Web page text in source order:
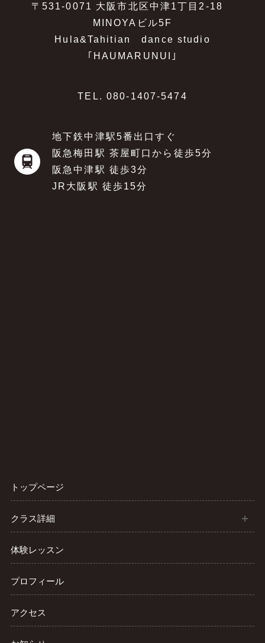
〒531-0071 大阪市北区中津1丁目2-18
MINOYAビル5F
Hula&Tahitian dance studio
｢HAUMARUNUI｣
TEL. 080-1407-5474
地下鉄中津駅5番出口すぐ
阪急梅田駅 茶屋町口から徒歩5分
阪急中津駅 徒歩3分
JR大阪駅 徒歩15分
トップページ
クラス詳細
体験レッスン
プロフィール
アクセス